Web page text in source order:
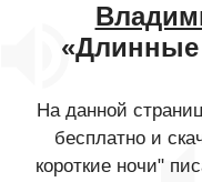
«Длинные
На данной
бесплатно и
короткие ночи"